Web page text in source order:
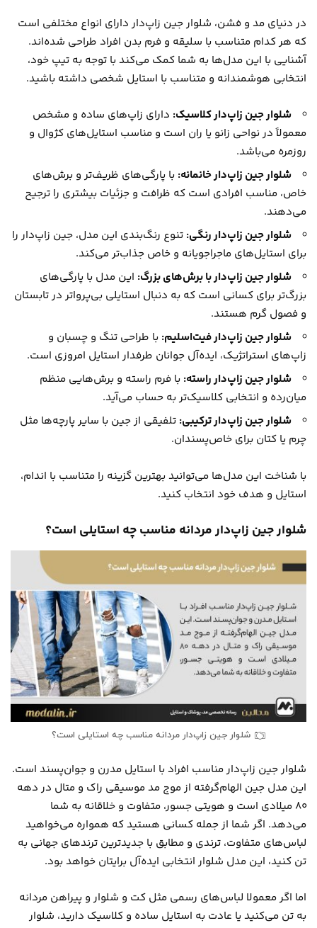
در دنیای مد و فشن، شلوار جین زاپ‌دار دارای انواع مختلفی است
که هر کدام متناسب با سلیقه و فرم بدن افراد طراحی شده‌اند.
آشنایی با این مدل‌ها به شما کمک می‌کند با توجه به تیپ خود،
انتخابی هوشمندانه و متناسب با استایل شخصی داشته باشید.
شلوار جین زاپ‌دار کلاسیک: دارای زاپ‌های ساده و مشخص
معمولاً در نواحی زانو یا ران است و مناسب استایل‌های کژوال و
روزمره می‌باشد.
شلوار جین زاپ‌دار خانمانه: با پارگی‌های ظریف‌تر و برش‌های
خاص، مناسب افرادی است که ظرافت و جزئیات بیشتری را ترجیح
می‌دهند.
شلوار جین زاپ‌دار رنگی: تنوع رنگ‌بندی این مدل، جین زاپ‌دار را
برای استایل‌های ماجراجویانه و خاص جذاب‌تر می‌کند.
شلوار جین زاپ‌دار با برش‌های بزرگ: این مدل با پارگی‌های
بزرگ‌تر برای کسانی است که به دنبال استایلی بی‌پرواتر در تابستان
و فصول گرم هستند.
شلوار جین زاپ‌دار فیت‌اسلیم: با طراحی تنگ و چسبان و
زاپ‌های استراتژیک، ایده‌آل جوانان طرفدار استایل امروزی است.
شلوار جین زاپ‌دار راسته: با فرم راسته و برش‌هایی منظم
میان‌رده و انتخابی کلاسیک‌تر به حساب می‌آید.
شلوار جین زاپ‌دار ترکیبی: تلفیقی از جین با سایر پارچه‌ها مثل
چرم یا کتان برای خاص‌پسندان.
با شناخت این مدل‌ها می‌توانید بهترین گزینه را متناسب با اندام،
استایل و هدف خود انتخاب کنید.
شلوار جین زاپ‌دار مردانه مناسب چه استایلی است؟
شلوار جین زاپ‌دار مردانه مناسب چه استایلی است؟
شلوار جین زاپ‌دار مناسب افراد با استایل مدرن و جوان‌پسند است.
این مدل جین الهام‌گرفته از موج مد موسیقی راک و متال در دهه
۸۰ میلادی است و هویتی جسور، متفاوت و خلاقانه به شما
می‌دهد. اگر شما از جمله کسانی هستید که همواره می‌خواهید
لباس‌های متفاوت، ترندی و مطابق با جدیدترین ترندهای جهانی به
تن کنید، این مدل شلوار انتخابی ایده‌آل برایتان خواهد بود.
اما اگر معمولا لباس‌های رسمی مثل کت و شلوار و پیراهن مردانه
به تن می‌کنید یا عادت به استایل ساده و کلاسیک دارید، شلوار